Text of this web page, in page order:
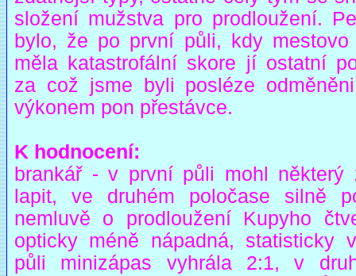
složení mužstva pro prodloužení.
bylo, že po první půli, kdy mestovo
měla katastrofální skore jí ostatní
za což jsme byli posléze
výkonem pon přestávce.
K hodnocení:
brankář - v první půli mohl některý
lapit, ve druhém poločase silně
nemluvě o prodloužení Kupyho
opticky méně nápadná, statisticky
půli minizápas vyhrála 2:1, v